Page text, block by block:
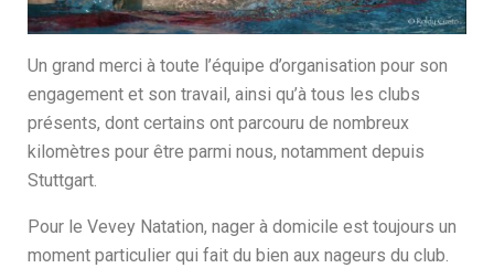
Un grand merci à toute l’équipe d’organisation pour son
engagement et son travail, ainsi qu’à tous les clubs
présents, dont certains ont parcouru de nombreux
kilomètres pour être parmi nous, notamment depuis
Stuttgart.
Pour le Vevey Natation, nager à domicile est toujours un
moment particulier qui fait du bien aux nageurs du club.